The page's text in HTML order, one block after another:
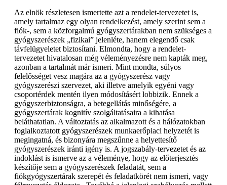
Az elnök részletesen ismertette azt a rendelet-tervezetet is,
amely tartalmaz egy olyan rendelkezést, amely szerint sem a
fiók-, sem a közforgalmú gyógyszertárakban nem szükséges a
gyógyszerészek „fizikai” jelenléte, hanem elegendő csak
távfelügyeletet biztosítani. Elmondta, hogy a rendelet-
tervezetet hivatalosan még véleményezésre nem kapták meg,
azonban a tartalmát már ismeri. Mint mondta, súlyos
felelősséget vesz magára az a gyógyszerész vagy
gyógyszerészi szervezet, aki illetve amelyik egyéni vagy
csoportérdek mentén ilyen módosításért lobbizik. Ennek a
gyógyszerbiztonságra, a betegellátás minőségére, a
gyógyszertárak kognitív szolgáltatásaira a kihatása
beláthatatlan. A változtatás az alkalmazott és a hálózatokban
foglalkoztatott gyógyszerészek munkaerőpiaci helyzetét is
megingatná, és bizonyára megszűnne a helyettesítő
gyógyszerészek iránti igény is. A jogszabály-tervezetet és az
indoklást is ismerve az a véleménye, hogy az előterjesztés
készítője sem a gyógyszerészek feladatát, sem a
fiókgyógyszertárak szerepét és feladatkörét nem ismeri, vagy